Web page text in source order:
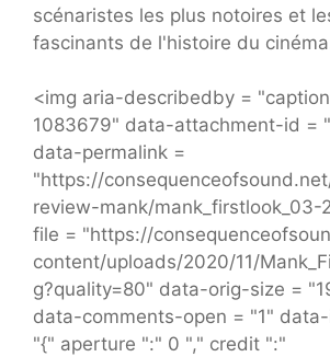
scénaristes les plus notoires et
fascinants de l'histoire du
<img aria-describedby =
1083679" data-attachment-id =
data-permalink =
"https://
review-mank/
file = "https://
content/uploads/2020/11/
g?quality=80" data-orig-size =
data-comments-open = "1"
"{" aperture ":" 0 "," credit ":"